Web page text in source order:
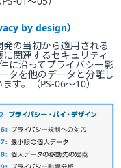
by design）
の当初から適用される
関連するセキュリティ
に沿ってプライバシー影
タを他のデータと分離し
す。（PS-06～10）